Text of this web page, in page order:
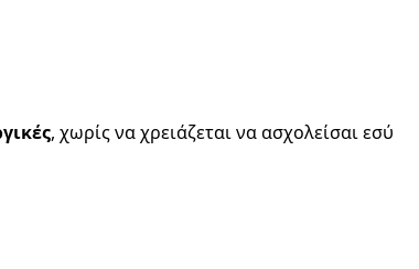
, χωρίς να χρειάζεται να ασχολείσαι εσύ